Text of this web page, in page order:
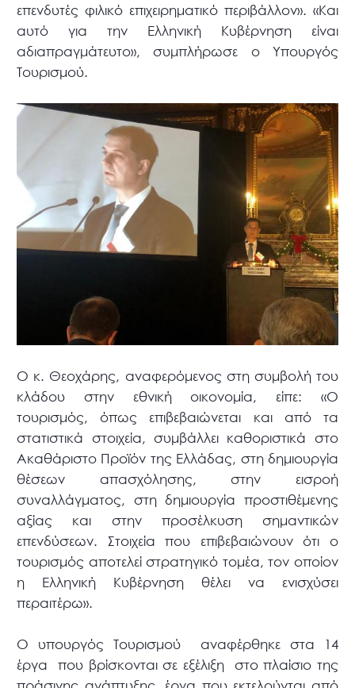
επενδυτές φιλικό επιχειρηματικό περιβάλλον». «Και
αυτό για την Ελληνική Κυβέρνηση είναι
αδιαπραγμάτευτο», συμπλήρωσε ο Υπουργός
Τουρισμού.
Ο κ. Θεοχάρης, αναφερόμενος στη συμβολή του
κλάδου στην εθνική οικονομία, είπε: «Ο
τουρισμός, όπως επιβεβαιώνεται και από τα
στατιστικά στοιχεία, συμβάλλει καθοριστικά στο
Ακαθάριστο Προϊόν της Ελλάδας, στη δημιουργία
θέσεων απασχόλησης, στην εισροή
συναλλάγματος, στη δημιουργία προστιθέμενης
αξίας και στην προσέλκυση σημαντικών
επενδύσεων. Στοιχεία που επιβεβαιώνουν ότι ο
τουρισμός αποτελεί στρατηγικό τομέα, τον οποίον
η Ελληνική Κυβέρνηση θέλει να ενισχύσει
περαιτέρω».
Ο υπουργός Τουρισμού αναφέρθηκε στα 14
έργα που βρίσκονται σε εξέλιξη στο πλαίσιο της